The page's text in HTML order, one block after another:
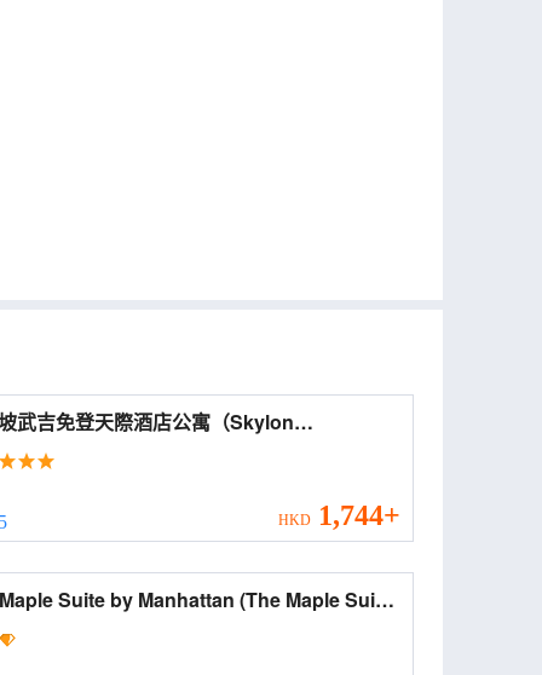
武吉免登天際酒店公寓（Skylon
）| CoBNB+ 管理 (Skylon Residences
HKD 1,744+
Suite by Manhattan (The Maple Suite